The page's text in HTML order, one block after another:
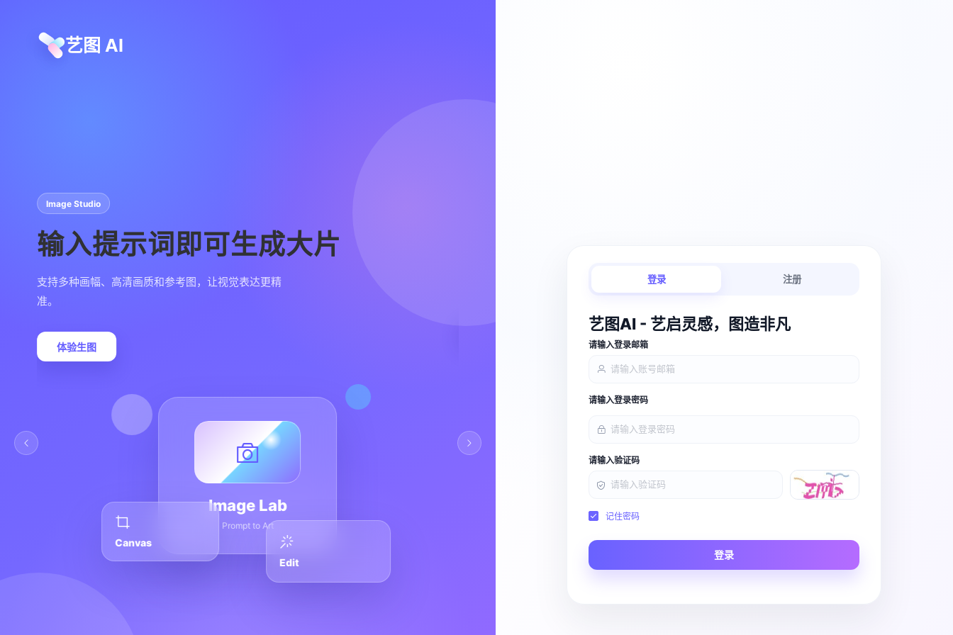
艺图 AI
Image Studio
输入提示词即可生成大片
支持多种画幅、高清画质和参考图，让视觉表达更精
准。
体验生图
Image Lab
Prompt to Art
Edit
Canvas
从脚本、分镜到视频生成，保持创作链路连贯顺畅。
Scene
登录 注册
艺图AI - 艺启灵感，图造非凡
请输入登录邮箱
请输入登录密码
请输入验证码
记住密码
登录